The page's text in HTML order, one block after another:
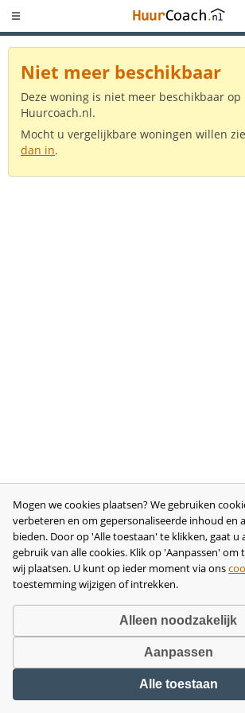
Niet meer beschikbaar
Deze woning is niet meer beschikbaar op
Huurcoach.nl.
Mocht u vergelijkbare woningen willen
dan in.
disclaimer•privacy- en
voorwaarden•herroeping•
Mogen we cookies plaatsen? We gebruiken
verbeteren en om gepersonaliseerde inhoud en
bieden. Door op 'Alle toestaan' te klikken, gaat
gebruik van alle cookies. Klik op 'Aanpassen' om
wij plaatsen. U kunt op ieder moment via ons
toestemming wijzigen of intrekken.
Alleen noodzakelijk
Aanpassen
Alle toestaan